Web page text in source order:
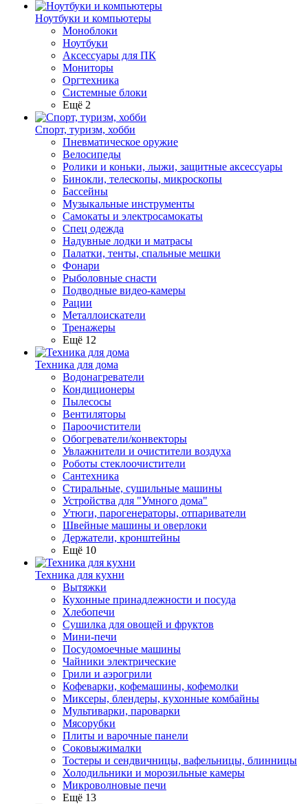
Ноутбуки и компьютеры
Моноблоки
Ноутбуки
Аксессуары для ПК
Мониторы
Оргтехника
Системные блоки
Ещё 2
Спорт, туризм, хобби
Пневматическое оружие
Велосипеды
Ролики и коньки, лыжи, защитные аксессуары
Бинокли, телескопы, микроскопы
Бассейны
Музыкальные инструменты
Самокаты и электросамокаты
Спец одежда
Надувные лодки и матрасы
Палатки, тенты, спальные мешки
Фонари
Рыболовные снасти
Подводные видео-камеры
Рации
Металлоискатели
Тренажеры
Ещё 12
Техника для дома
Водонагреватели
Кондиционеры
Пылесосы
Вентиляторы
Пароочистители
Обогреватели/конвекторы
Увлажнители и очистители воздуха
Роботы стеклоочистители
Сантехника
Стиральные, сушильные машины
Устройства для "Умного дома"
Утюги, парогенераторы, отпариватели
Швейные машины и оверлоки
Держатели, кронштейны
Ещё 10
Техника для кухни
Вытяжки
Кухонные принадлежности и посуда
Хлебопечи
Сушилка для овощей и фруктов
Мини-печи
Посудомоечные машины
Чайники электрические
Грили и аэрогрили
Кофеварки, кофемашины, кофемолки
Миксеры, блендеры, кухонные комбайны
Мультиварки, пароварки
Мясорубки
Плиты и варочные панели
Соковыжималки
Тостеры и сендвичницы, вафельницы, блинницы
Холодильники и морозильные камеры
Микроволновые печи
Ещё 13